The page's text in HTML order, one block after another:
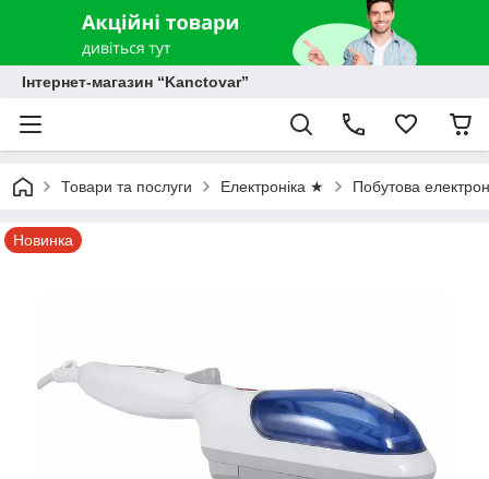
Інтернет-магазин “Kanctovar”
Товари та послуги Електроніка ★ Побутова
Новинка